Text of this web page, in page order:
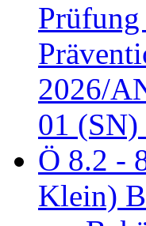
2026/
01 (SN)
Ö 8.2 -
Klein)